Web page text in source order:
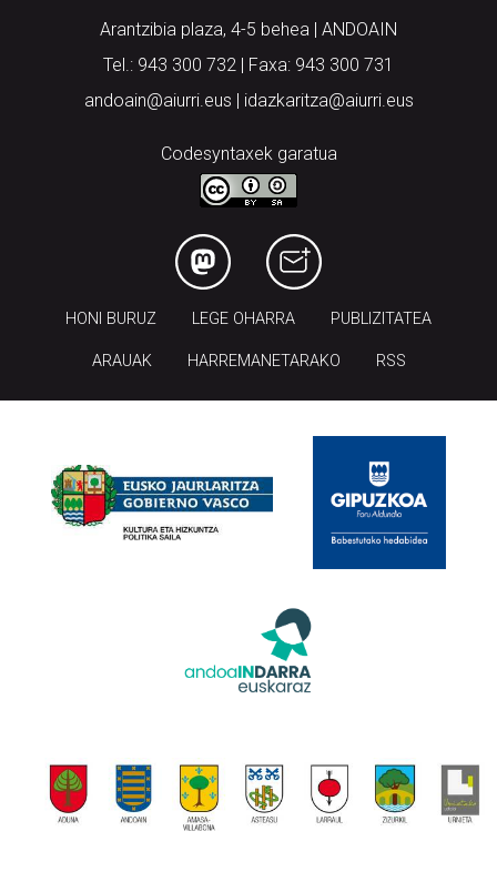
Arantzibia plaza, 4-5 behea | ANDOAIN
Tel.: 943 300 732 | Faxa: 943 300 731
andoain@aiurri.eus | idazkaritza@aiurri.eus
Codesyntaxek garatua
HONI BURUZ LEGE OHARRA PUBLIZITATEA
ARAUAK HARREMANETARAKO RSS